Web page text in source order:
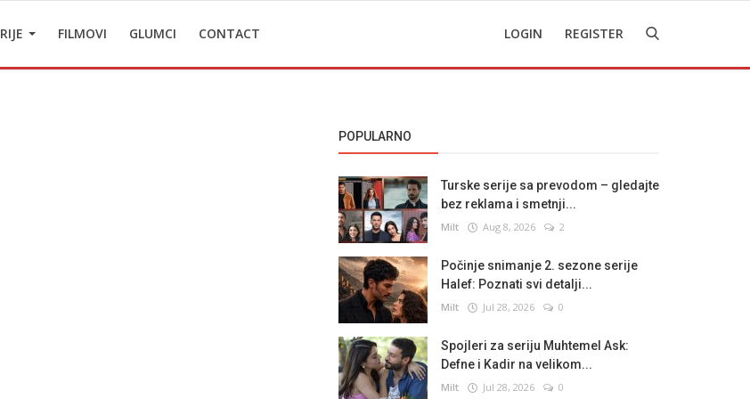
FILMOVI GLUMCI CONTACT LOGIN REGISTER
POPULARNO
Turske serije sa prevodom – gledajte
bez reklama i smetnji...
Milt Aug 8, 2026 2
Počinje snimanje 2. sezone serije
Halef: Poznati svi detalji...
Milt Jul 28, 2026 0
Spojleri za seriju Muhtemel Ask:
Defne i Kadir na velikom...
Milt Jul 28, 2026 0